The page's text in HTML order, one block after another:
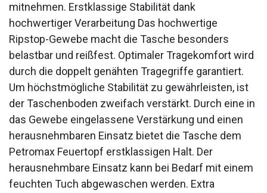
mitnehmen. Erstklassige Stabilität dank
hochwertiger Verarbeitung Das hochwertige
Ripstop-Gewebe macht die Tasche besonders
belastbar und reißfest. Optimaler Tragekomfort wird
durch die doppelt genähten Tragegriffe garantiert.
Um höchstmögliche Stabilität zu gewährleisten, ist
der Taschenboden zweifach verstärkt. Durch eine in
das Gewebe eingelassene Verstärkung und einen
herausnehmbaren Einsatz bietet die Tasche dem
Petromax Feuertopf erstklassigen Halt. Der
herausnehmbare Einsatz kann bei Bedarf mit einem
feuchten Tuch abgewaschen werden. Extra